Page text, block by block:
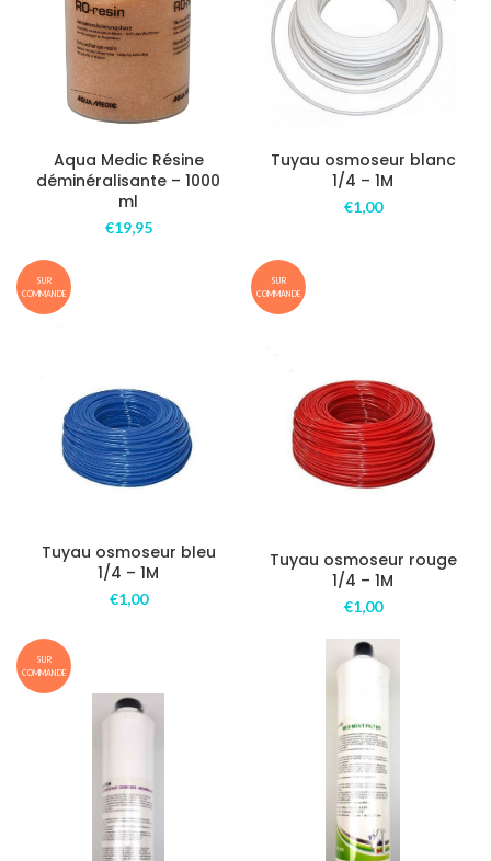
Aqua Medic Résine
déminéralisante – 1000
ml
€19,95
Tuyau osmoseur blanc
1/4 – 1M
€1,00
SUR
COMMANDE
Tuyau osmoseur bleu
1/4 – 1M
€1,00
SUR
COMMANDE
Tuyau osmoseur rouge
1/4 – 1M
€1,00
SUR
COMMANDE